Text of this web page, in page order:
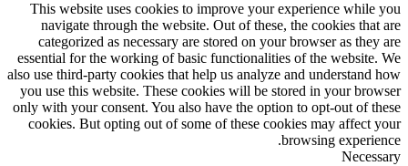
This website uses cookies to improve your experience while you
navigate through the website. Out of these, the cookies that are
categorized as necessary are stored on your browser as they are
essential for the working of basic functionalities of the website. We
also use third-party cookies that help us analyze and understand how
you use this website. These cookies will be stored in your browser
only with your consent. You also have the option to opt-out of these
cookies. But opting out of some of these cookies may affect your
browsing experience.
Necessary